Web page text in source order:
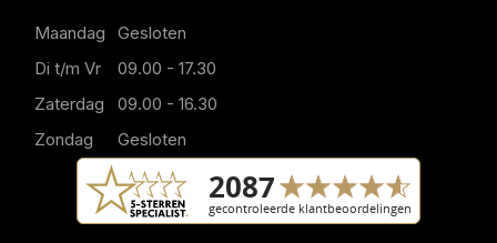
Maandag
Gesloten
Di t/m Vr
09.00 - 17.30
Zaterdag
09.00 - 16.30
Zondag
Gesloten